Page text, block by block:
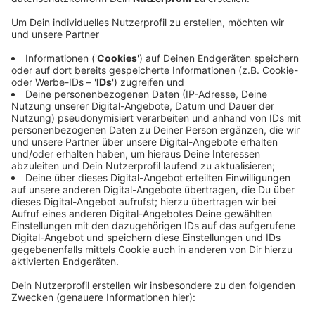
(01.08.19) einen Mann aus einem Baggersee gezogen
und reanimiert. Die Ehefrau des Mannes hatte sich
verzweifelt an die Feuerwehr gewandt. Ein Problem
war, dass sie nicht wusste, wo sie war.
Kommunikationsprobleme führten dazu, dass die
Einsatzkräfte erst zur Werse gefahren sind. Der
Kontakt zur Frau bestand weiter. Als die Feuerwehr
dann am Baggersee ankam, fanden Taucher den Mann
schnell und setzten mit der Wiederbelebung ein. Der
Verunglückte wurde in die Uniklinik Münster gebracht
und ist dort verstorben.
Anzeige